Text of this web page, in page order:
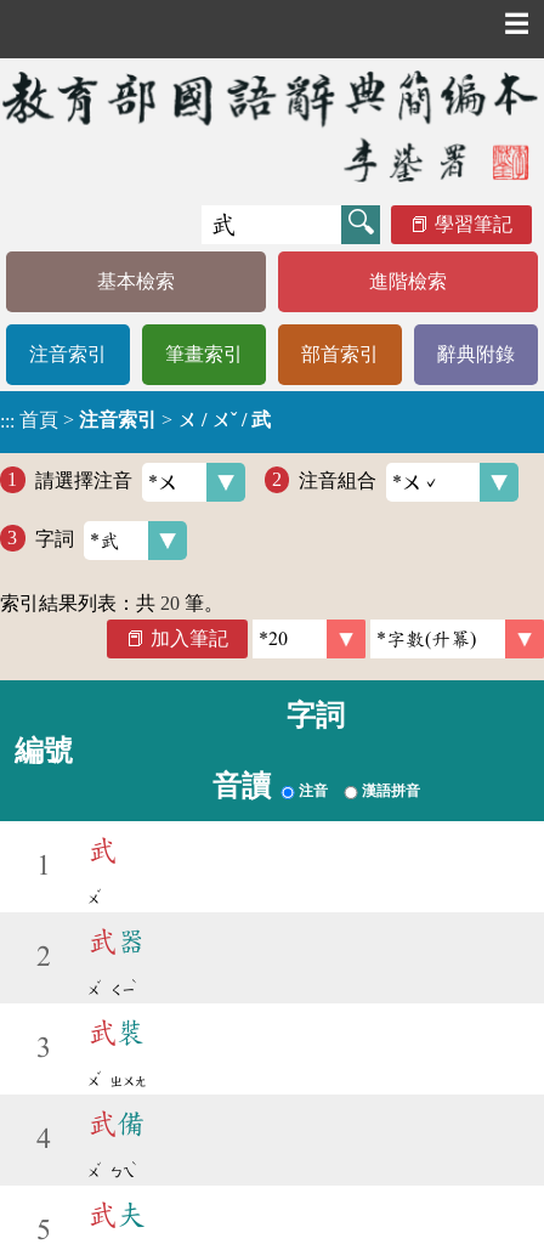
☰
學習筆記
基本檢索 進階檢索
注音索引 筆畫索引 部首索引 辭典附錄
::: 首頁 > 注音索引 > ㄨ / ㄨˇ / 武
請選擇注音 注音組合
字詞
索引結果列表：共 20 筆。
加入筆記
編號
字詞
音讀 注音 漢語拼音
1
武
ㄨ
ˇ
2
武 器
ㄨ
ˇ
ㄑㄧ
ˋ
3
武裝
ㄨ
ˇ
ㄓㄨㄤ
4
武備
ㄨ
ˇ
ㄅㄟ
ˋ
5
武 夫